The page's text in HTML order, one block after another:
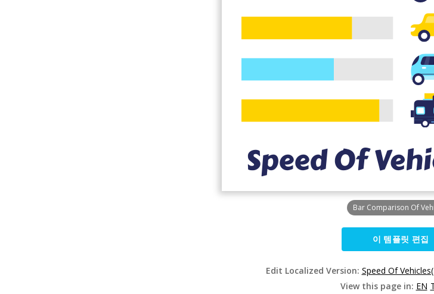
Bar Comparison Of
이 템플릿 편집
Edit Localized Version: Speed Of
View this page in: EN